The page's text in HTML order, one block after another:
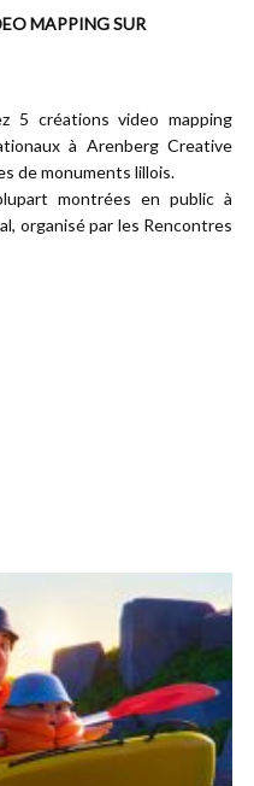
MAPPING SUR
5 créations video mapping
à Arenberg Creative
de monuments lillois.
montrées en public à
organisé par les Rencontres